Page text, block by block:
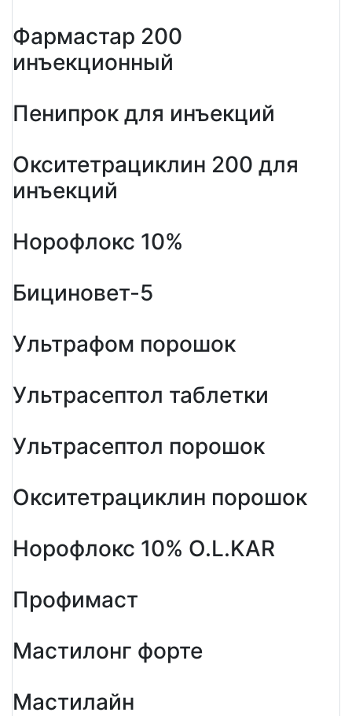
Фармастар 200
инъекционный
Пенипрок для инъекций
Окситетрациклин 200 для
инъекций
Норофлокс 10%
Бициновет-5
Ультрафом порошок
Ультрасептол таблетки
Ультрасептол порошок
Окситетрациклин порошок
Норофлокс 10% O.L.KAR
Профимаст
Мастилонг форте
Мастилайн